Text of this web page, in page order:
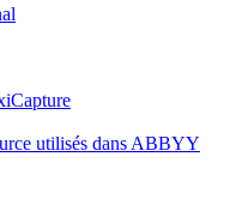
utilisés dans ABBYY